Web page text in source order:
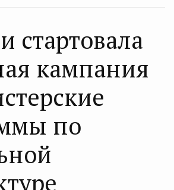
стартовала
кампания
по